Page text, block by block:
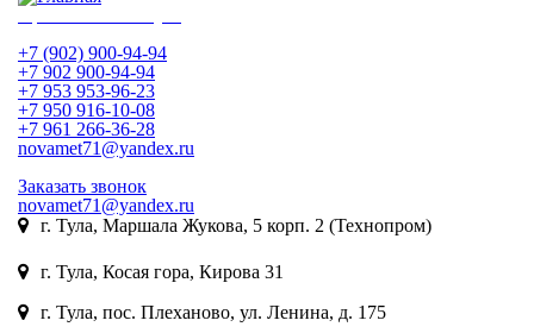
+7 (902) 900-94-94
+7 902 900-94-94
+7 953 953-96-23
+7 950 916-10-08
+7 961 266-36-28
novamet71@yandex.ru
Заказать звонок
novamet71@yandex.ru
г. Тула, Маршала Жукова, 5 корп. 2 (Технопром)
г. Тула, Косая гора, Кирова 31
г. Тула, пос. Плеханово, ул. Ленина, д. 175